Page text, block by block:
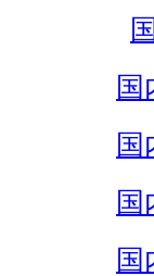
国
国
国
国